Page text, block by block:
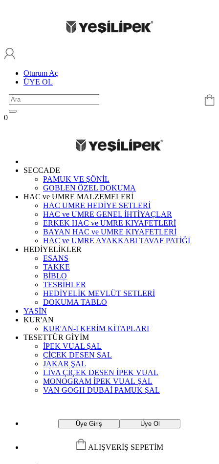
Oturum Aç
ÜYE OL
0
SECCADE
PAMUK VE ŞÖNİL
GOBLEN ÖZEL DOKUMA
HAC ve UMRE MALZEMELERİ
HAC UMRE HEDİYE SETLERİ
HAC ve UMRE GENEL İHTİYAÇLAR
ERKEK HAC ve UMRE KIYAFETLERİ
BAYAN HAC ve UMRE KIYAFETLERİ
HAC ve UMRE AYAKKABI TAVAF PATİĞİ
HEDİYELİKLER
ESANS
TAKKE
BİBLO
TESBİHLER
HEDİYELİK MEVLÜT SETLERİ
DOKUMA TABLO
YASİN
KUR'AN
KUR'AN-I KERİM KİTAPLARI
TESETTÜR GİYİM
İPEK VUAL ŞAL
ÇİÇEK DESEN ŞAL
JAKAR ŞAL
LİVA ÇİÇEK DESEN İPEK VUAL
MONOGRAM İPEK VUAL ŞAL
VAN GOGH DUBAİ PAMUK ŞAL
Üye Giriş Üye Ol
ALIŞVERİŞ SEPETİM